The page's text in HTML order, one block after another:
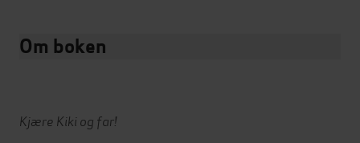
Om boken
Kjære Kiki og far!